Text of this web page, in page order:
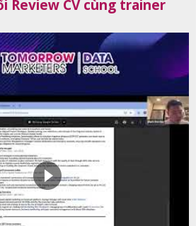
Review CV cùng trainer